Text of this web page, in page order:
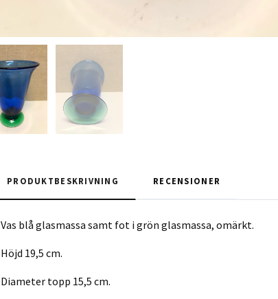
PRODUKTBESKRIVNING RECENSIONER
Vas blå glasmassa samt fot i grön glasmassa, omärkt.
Höjd 19,5 cm.
Diameter topp 15,5 cm.